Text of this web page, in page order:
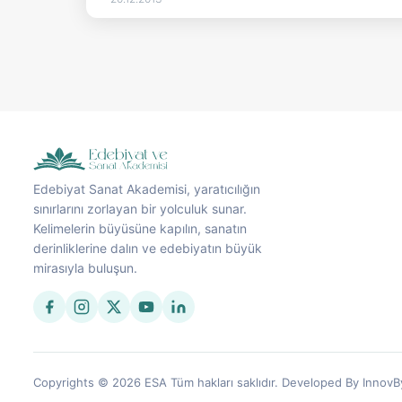
Edebiyat Sanat Akademisi, yaratıcılığın
sınırlarını zorlayan bir yolculuk sunar.
Kelimelerin büyüsüne kapılın, sanatın
derinliklerine dalın ve edebiyatın büyük
mirasıyla buluşun.
Copyrights © 2026 ESA Tüm hakları saklıdır. Developed By